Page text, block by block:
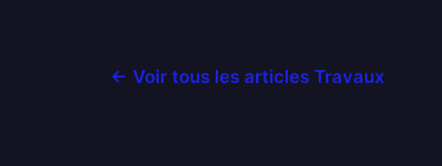
← Voir tous les articles Travaux